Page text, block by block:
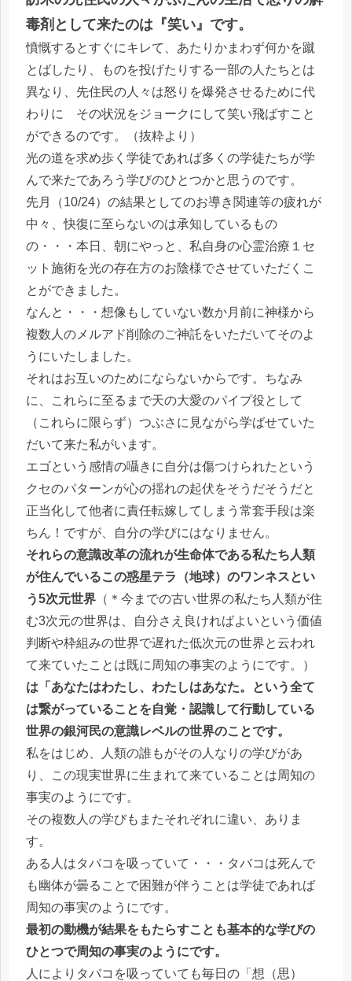
毒剤として来たのは『笑い』です。
憤慨するとすぐにキレて、あたりかまわず何かを蹴
とばしたり、ものを投げたりする一部の人たちとは
異なり、先住民の人々は怒りを爆発させるために代
わりに その状況をジョークにして笑い飛ばすこと
ができるのです。（抜粋より）
光の道を求め歩く学徒であれば多くの学徒たちが学
んで来たであろう学びのひとつかと思うのです。
先月（10/24）の結果としてのお導き関連等の疲れが
中々、快復に至らないのは承知しているもの
の・・・本日、朝にやっと、私自身の心霊治療１セ
ット施術を光の存在方のお陰様でさせていただくこ
とができました。
なんと・・・想像もしていない数か月前に神様から
複数人のメルアド削除のご神託をいただいてそのよ
うにいたしました。
それはお互いのためにならないからです。ちなみ
に、これらに至るまで天の大愛のパイプ役として
（これらに限らず）つぶさに見ながら学ばせていた
だいて来た私がいます。
エゴという感情の囁きに自分は傷つけられたという
クセのパターンが心の揺れの起伏をそうだそうだと
正当化して他者に責任転嫁してしまう常套手段は楽
ちん！ですが、自分の学びにはなりません。
それらの意識改革の流れが生命体である私たち人類
が住んでいるこの惑星テラ（地球）のワンネスとい
う5次元世界 （＊今までの古い世界の私たち人類が住
む3次元の世界は、自分さえ良ければよいという価値
判断や枠組みの世界で遅れた低次元の世界と云われ
て来ていたことは既に周知の事実のようにです。）
は「あなたはわたし、わたしはあなた。という全て
は繋がっていることを自覚・認識して行動している
世界の銀河民の意識レベルの世界のことです。
私をはじめ、人類の誰もがその人なりの学びがあ
り、この現実世界に生まれて来ていることは周知の
事実のようにです。
その複数人の学びもまたそれぞれに違い、ありま
す。
ある人はタバコを吸っていて・・・タバコは死んで
も幽体が曇ることで困難が伴うことは学徒であれば
周知の事実のようにです。
最初の動機が結果をもたらすことも基本的な学びの
ひとつで周知の事実のようにです。
人によりタバコを吸っていても毎日の「想（思）